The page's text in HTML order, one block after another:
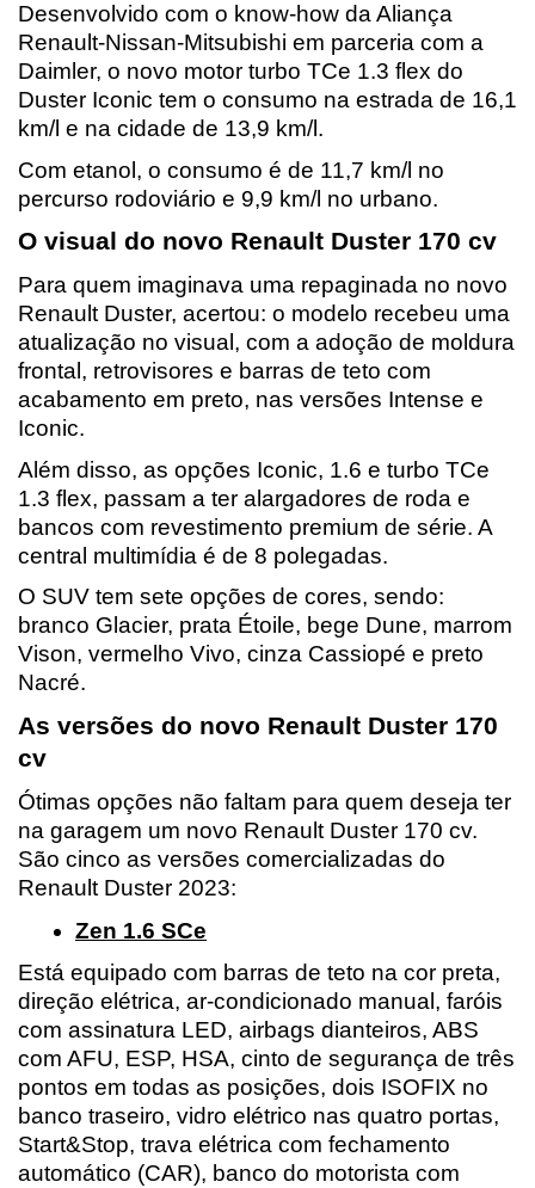
Desenvolvido com o know-how da Aliança
Renault-Nissan-Mitsubishi em parceria com a
Daimler, o novo motor turbo TCe 1.3 flex do
Duster Iconic tem o consumo na estrada de 16,1
km/l e na cidade de 13,9 km/l.
Com etanol, o consumo é de 11,7 km/l no
percurso rodoviário e 9,9 km/l no urbano.
O visual do novo Renault Duster 170 cv
Para quem imaginava uma repaginada no novo
Renault Duster, acertou: o modelo recebeu uma
atualização no visual, com a adoção de moldura
frontal, retrovisores e barras de teto com
acabamento em preto, nas versões Intense e
Iconic.
Além disso, as opções Iconic, 1.6 e turbo TCe
1.3 flex, passam a ter alargadores de roda e
bancos com revestimento premium de série. A
central multimídia é de 8 polegadas.
O SUV tem sete opções de cores, sendo:
branco Glacier, prata Étoile, bege Dune, marrom
Vison, vermelho Vivo, cinza Cassiopé e preto
Nacré.
As versões do novo Renault Duster 170
cv
Ótimas opções não faltam para quem deseja ter
na garagem um novo Renault Duster 170 cv.
São cinco as versões comercializadas do
Renault Duster 2023:
Zen 1.6 SCe
Está equipado com barras de teto na cor preta​,
direção elétrica, ar-condicionado manual, faróis
com assinatura LED​, airbags dianteiros​, ABS
com AFU, ESP, HSA​, cinto de segurança de três
pontos em todas as posições​, dois ISOFIX no
banco traseiro, vidro elétrico nas quatro portas​,
Start&Stop​, trava elétrica com fechamento
automático (CAR)​, banco do motorista com